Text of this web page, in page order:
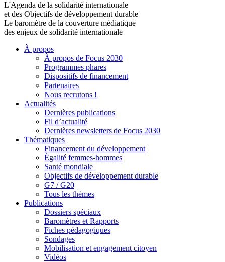
L'Agenda de la solidarité internationale
et des Objectifs de développement durable
Le baromètre de la couverture médiatique
des enjeux de solidarité internationale
À propos
À propos de Focus 2030
Programmes phares
Dispositifs de financement
Partenaires
Nous recrutons !
Actualités
Dernières publications
Fil d’actualité
Dernières newsletters de Focus 2030
Thématiques
Financement du développement
Égalité femmes-hommes
Santé mondiale
Objectifs de développement durable
G7 / G20
Tous les thèmes
Publications
Dossiers spéciaux
Baromètres et Rapports
Fiches pédagogiques
Sondages
Mobilisation et engagement citoyen
Vidéos